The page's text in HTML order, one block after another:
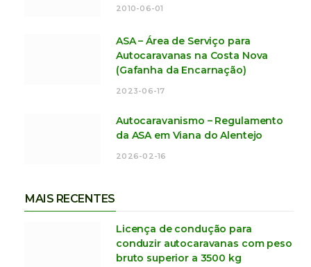
2010-06-01
ASA – Área de Serviço para
Autocaravanas na Costa Nova
(Gafanha da Encarnação)
2023-06-17
Autocaravanismo – Regulamento
da ASA em Viana do Alentejo
2026-02-16
MAIS RECENTES
Licença de condução para
conduzir autocaravanas com peso
bruto superior a 3500 kg